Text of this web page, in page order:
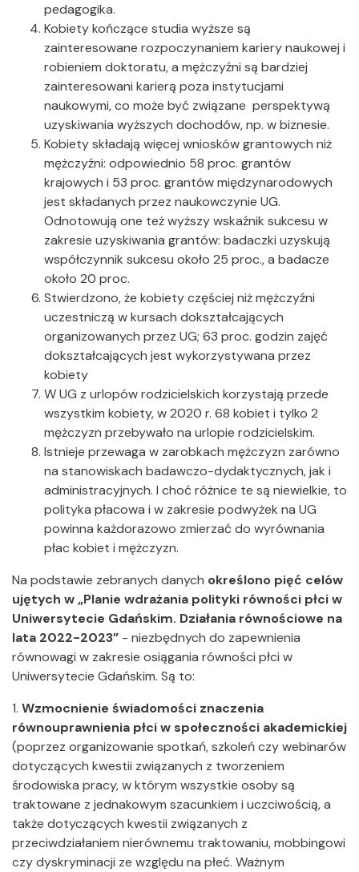
pedagogika.
Kobiety kończące studia wyższe są
zainteresowane rozpoczynaniem kariery naukowej i
robieniem doktoratu, a mężczyźni są bardziej
zainteresowani karierą poza instytucjami
naukowymi, co może być związane perspektywą
uzyskiwania wyższych dochodów, np. w biznesie.
Kobiety składają więcej wniosków grantowych niż
mężczyźni: odpowiednio 58 proc. grantów
krajowych i 53 proc. grantów międzynarodowych
jest składanych przez naukowczynie UG.
Odnotowują one też wyższy wskaźnik sukcesu w
zakresie uzyskiwania grantów: badaczki uzyskują
współczynnik sukcesu około 25 proc., a badacze
około 20 proc.
Stwierdzono, że kobiety częściej niż mężczyźni
uczestniczą w kursach dokształcających
organizowanych przez UG; 63 proc. godzin zajęć
dokształcających jest wykorzystywana przez
kobiety
W UG z urlopów rodzicielskich korzystają przede
wszystkim kobiety, w 2020 r. 68 kobiet i tylko 2
mężczyzn przebywało na urlopie rodzicielskim.
Istnieje przewaga w zarobkach mężczyzn zarówno
na stanowiskach badawczo-dydaktycznych, jak i
administracyjnych. I choć różnice te są niewielkie, to
polityka płacowa i w zakresie podwyżek na UG
powinna każdorazowo zmierzać do wyrównania
płac kobiet i mężczyzn.
Na podstawie zebranych danych określono pięć celów
ujętych w „Planie wdrażania polityki równości płci w
Uniwersytecie Gdańskim. Działania równościowe na
lata 2022-2023” - niezbędnych do zapewnienia
równowagi w zakresie osiągania równości płci w
Uniwersytecie Gdańskim. Są to:
1. Wzmocnienie świadomości znaczenia
równouprawnienia płciw społeczności akademickiej
(poprzez organizowanie spotkań, szkoleń czy webinarów
dotyczących kwestii związanych z tworzeniem
środowiska pracy, w którym wszystkie osoby są
traktowane z jednakowym szacunkiem i uczciwością, a
także dotyczących kwestii związanych z
przeciwdziałaniem nierównemu traktowaniu, mobbingowi
czy dyskryminacji ze względu na płeć. Ważnym